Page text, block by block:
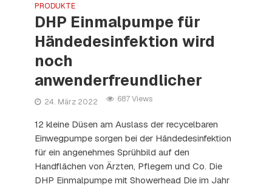
PRODUKTE
DHP Einmalpumpe für
Händedesinfektion wird
noch
anwenderfreundlicher
24. März 2022 687 Views
12 kleine Düsen am Auslass der recycelbaren
Einwegpumpe sorgen bei der Händedesinfektion
für ein angenehmes Sprühbild auf den
Handflächen von Ärzten, Pflegern und Co. Die
DHP Einmalpumpe mit Showerhead Die im Jahr